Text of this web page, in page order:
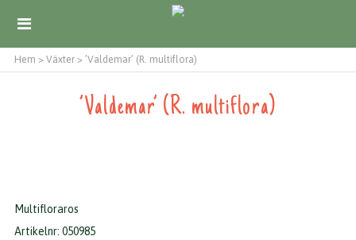
Hem > Växter > ’Valdemar’ (R. multiflora)
’Valdemar’ (R. multiflora)
Multifloraros
Artikelnr: 050985